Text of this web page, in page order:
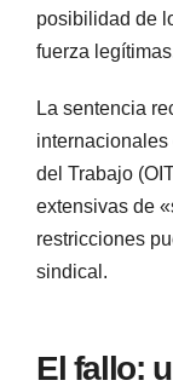
posibilidad de
fuerza
La sentencia
internacionales
del Trabajo
extensivas de
restricciones
sindical.
El fallo: